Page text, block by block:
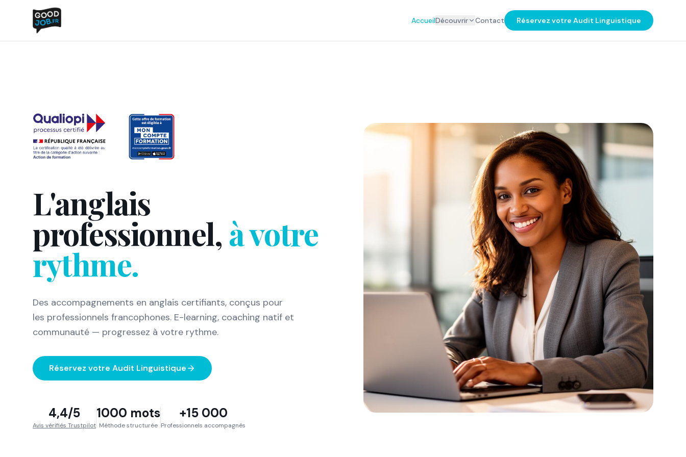
AccueilDécouvrir Contact Réservez votre Audit Linguistique
L'anglais
professionnel, à votre
rythme.
Des accompagnements en anglais certifiants, conçus pour
les professionnels francophones. E-learning, coaching natif et
communauté — progressez à votre rythme.
Réservez votre Audit Linguistique
4,4/5
Avis vérifiés Trustpilot
1000 mots
Méthode structurée
+15 000
Professionnels accompagnés